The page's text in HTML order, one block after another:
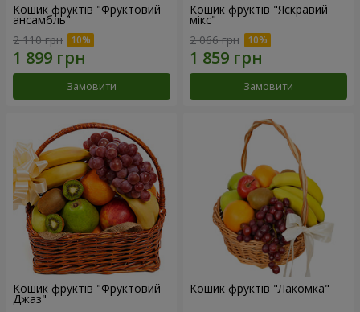
Кошик фруктів "Фруктовий
ансамбль"
2 110 грн
Замовити
Кошик фруктів "Яскравий
мікс"
2 066 грн
Замовити
Кошик фруктів "Фруктовий
Джаз"
Кошик фруктів "Лакомка"